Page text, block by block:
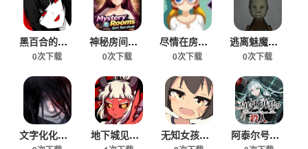
黑百合的嘲笑游戏下载手机版
0次下载
神秘房间女孩生存手游安卓版下载
0次下载
尽情在房间玩耍游戏真人版
0次下载
逃离魅魔医院手机版下载
0次下载
文字化化鬼语汉化版免费下载 地下城见闻录手游下载安卓版 无知女孩健康检查游戏免费版 阿泰尔号疑案安卓移植版